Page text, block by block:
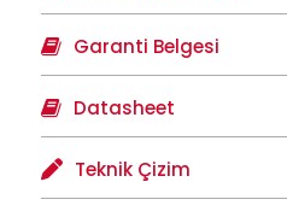
Garanti Belgesi
Datasheet
Teknik Çizim